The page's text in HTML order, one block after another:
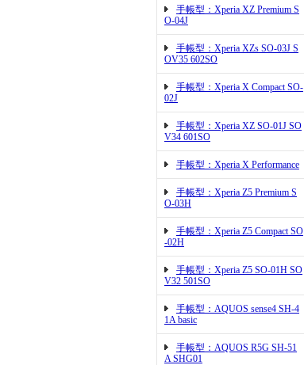
手帳型：Xperia XZ Premium S
O-04J
手帳型：Xperia XZs SO-03J S
OV35 602SO
手帳型：Xperia X Compact SO-
02J
手帳型：Xperia XZ SO-01J SO
V34 601SO
手帳型：Xperia X Performance
手帳型：Xperia Z5 Premium S
O-03H
手帳型：Xperia Z5 Compact SO
-02H
手帳型：Xperia Z5 SO-01H SO
V32 501SO
手帳型：AQUOS sense4 SH-4
1A basic
手帳型：AQUOS R5G SH-51
A SHG01